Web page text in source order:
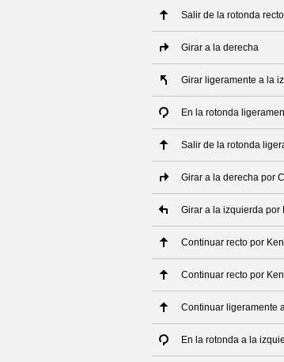
Salir de la rotonda recto
Girar a la derecha
Girar ligeramente a la
En la rotonda
Salir de la rotonda
Girar a la derecha por
Girar a la izquierda por
Continuar recto por
Continuar recto por
Continuar ligeramente
En la rotonda a la